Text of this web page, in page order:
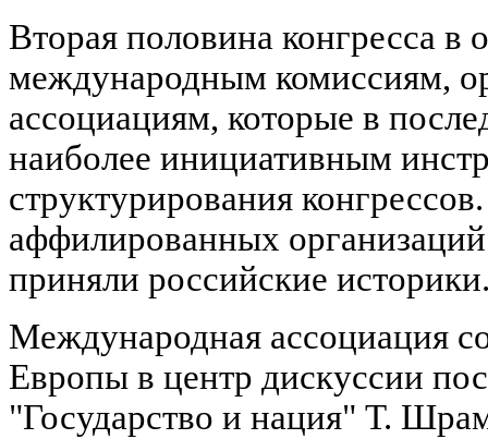
Вторая половина конгресса в
международным комиссиям,
ассоциациям, которые в
наиболее инициативным
структурирования
аффилированных организаций
приняли российские
Международная ассоциация
Европы в центр дискуссии
"Государство и нация" Т.